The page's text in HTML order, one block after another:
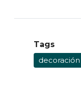
Tags
decoración